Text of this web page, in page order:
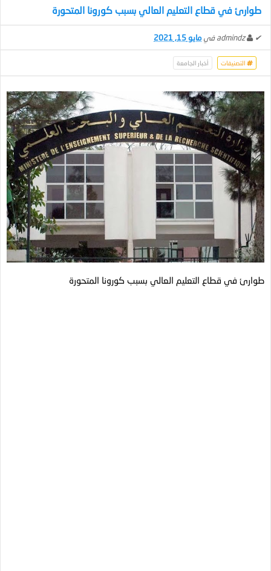
طوارئ في قطاع التعليم العالي بسبب كورونا المتحورة
✔
admindz فيمايو 15, 2021
التصنيفات أخبار الجامعة
طوارئ في قطاع التعليم العالي بسبب كورونا المتحورة